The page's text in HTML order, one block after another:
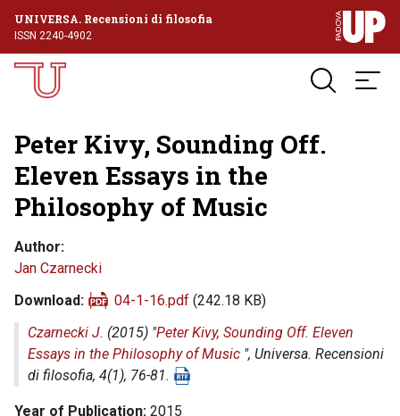
UNIVERSA. Recensioni di filosofia
ISSN 2240-4902
Peter Kivy, Sounding Off.
Eleven Essays in the
Philosophy of Music
Author
Jan Czarnecki
Download
04-1-16.pdf (242.18 KB)
Czarnecki J. (2015) "Peter Kivy, Sounding Off. Eleven
Essays in the Philosophy of Music ", Universa. Recensioni
di filosofia, 4(1), 76-81.
Year of Publication 2015